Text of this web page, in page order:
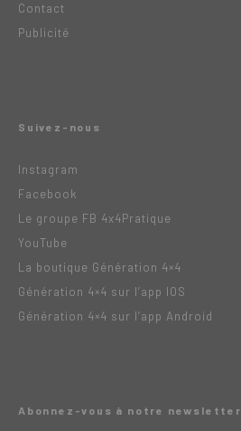
Contact
Publicité
Suivez-nous
Instagram
Facebook
Le groupe FB 4x4Pratique
YouTube
La boutique Génération 4×4
Génération 4×4 sur l’app IOS
Génération 4×4 sur l’app Android
Abonnez-vous à notre newsletter